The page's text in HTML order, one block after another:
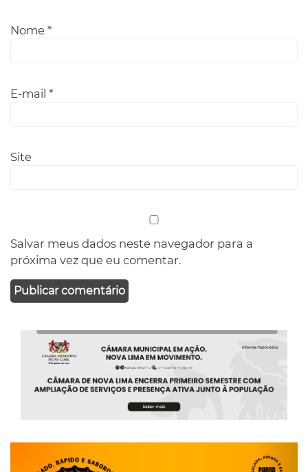
Nome *
E-mail *
Site
Salvar meus dados neste navegador para a
próxima vez que eu comentar.